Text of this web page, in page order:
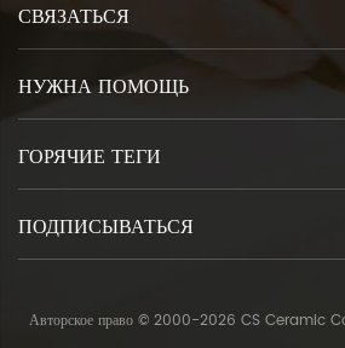
СВЯЗАТЬСЯ
НУЖНА ПОМОЩЬ
ГОРЯЧИЕ ТЕГИ
ПОДПИСЫВАТЬСЯ
Авторское право © 2000-2026 CS Ceramic